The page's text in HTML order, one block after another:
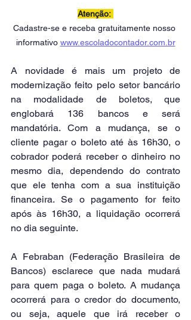
Atenção:
Cadastre-se e receba gratuitamente nosso
informativo www.escoladocontador.com.br
A novidade é mais um projeto de
modernização feito pelo setor bancário
na modalidade de boletos, que
englobará 136 bancos e será
mandatória. Com a mudança, se o
cliente pagar o boleto até às 16h30, o
cobrador poderá receber o dinheiro no
mesmo dia, dependendo do contrato
que ele tenha com a sua instituição
financeira. Se o pagamento for feito
após às 16h30, a liquidação ocorrerá
no dia seguinte.
A Febraban (Federação Brasileira de
Bancos) esclarece que nada mudará
para quem paga o boleto. A mudança
ocorrerá para o credor do documento,
ou seja, aquele que irá receber o